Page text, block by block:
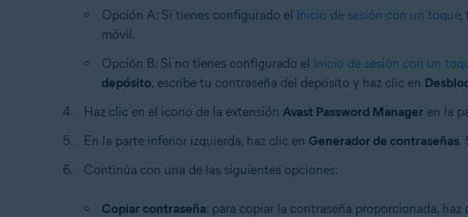
Opción A: Si tienes configurado el Inicio de sesión con un toque,
móvil.
Opción B: Si no tienes configurado el Inicio de sesión con un
depósito, escribe tu contraseña del depósito y haz clic en
Haz clic en el icono de la extensión Avast Password Manager en la
En la parte inferior izquierda, haz clic en Generador de contraseñas.
Continúa con una de las siguientes opciones:
Copiar contraseña: para copiar la contraseña proporcionada,